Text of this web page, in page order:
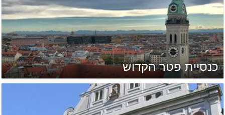
כנסיית פטר הקדוש